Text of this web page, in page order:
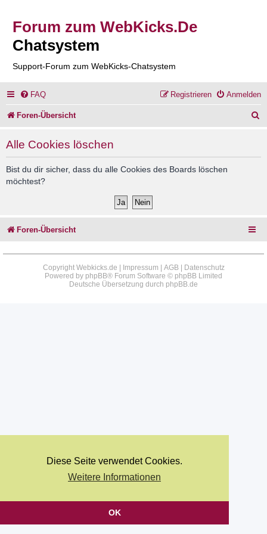
Diese Seite verwendet Cookies.
Weitere Informationen
OK
Forum zum WebKicks.De
Chatsystem
Support-Forum zum WebKicks-Chatsystem
FAQ Anmelden
Registrieren
Foren-Übersicht
Alle Cookies löschen
Bist du dir sicher, dass du alle Cookies des Boards löschen
möchtest?
Foren-Übersicht
Copyright Webkicks.de | Impressum AGB|
Datenschutz
Powered by phpBB® Forum Software © phpBB Limited
Deutsche Übersetzung durch phpBB.de